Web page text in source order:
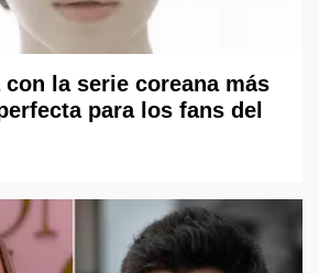
la serie coreana más
para los fans del